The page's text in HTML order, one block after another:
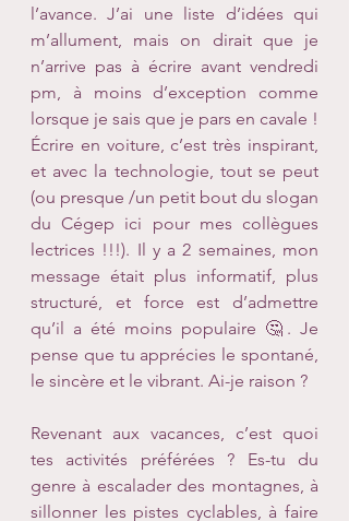
l’avance. J’ai une liste d’idées qui
m’allument, mais on dirait que je
n’arrive pas à écrire avant vendredi
pm, à moins d’exception comme
lorsque je sais que je pars en cavale !
Écrire en voiture, c’est très inspirant,
et avec la technologie, tout se peut
(ou presque /un petit bout du slogan
du Cégep ici pour mes collègues
lectrices !!!). Il y a 2 semaines, mon
message était plus informatif, plus
structuré, et force est d’admettre
qu’il a été moins populaire 🤔. Je
pense que tu apprécies le spontané,
le sincère et le vibrant. Ai-je raison ?
Revenant aux vacances, c’est quoi
tes activités préférées ? Es-tu du
genre à escalader des montagnes, à
sillonner les pistes cyclables, à faire